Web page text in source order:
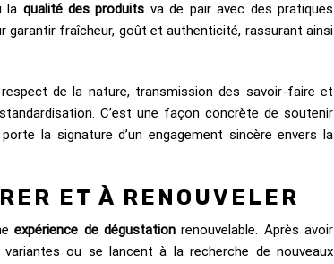
la qualité des produits va de pair avec des pratiques
fraîcheur, goût et authenticité, rassurant ainsi
de la nature, transmission des savoir-faire et
C’est une façon concrète de soutenir
la signature d’un engagement sincère envers la
ET À RENOUVELER
expérience de dégustation renouvelable. Après avoir
ou se lancent à la recherche de nouveaux